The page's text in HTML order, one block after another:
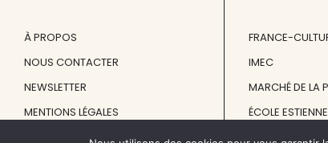
À PROPOS
NOUS CONTACTER
NEWSLETTER
MENTIONS LÉGALES
FRANCE-
IMEC
MARCHÉ DE LA
ÉCOLE ESTIENNE